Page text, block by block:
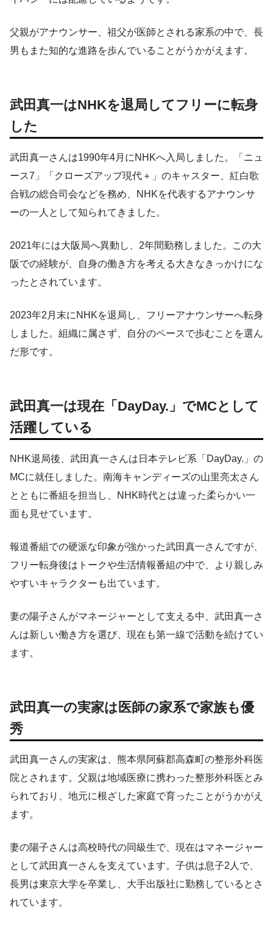
父親がアナウンサー、祖父が医師とされる家系の中で、長
男もまた知的な進路を歩んでいることがうかがえます。
武田真一はNHKを退局してフリーに転身
した
武田真一さんは1990年4月にNHKへ入局しました。「ニュ
ース7」「クローズアップ現代＋」のキャスター、紅白歌
合戦の総合司会などを務め、NHKを代表するアナウンサ
ーの一人として知られてきました。
2021年には大阪局へ異動し、2年間勤務しました。この大
阪での経験が、自身の働き方を考える大きなきっかけにな
ったとされています。
2023年2月末にNHKを退局し、フリーアナウンサーへ転身
しました。組織に属さず、自分のペースで歩むことを選ん
だ形です。
武田真一は現在「DayDay.」でMCとして
活躍している
NHK退局後、武田真一さんは日本テレビ系「DayDay.」の
MCに就任しました。南海キャンディーズの山里亮太さん
とともに番組を担当し、NHK時代とは違った柔らかい一
面も見せています。
報道番組での硬派な印象が強かった武田真一さんですが、
フリー転身後はトークや生活情報番組の中で、より親しみ
やすいキャラクターも出ています。
妻の陽子さんがマネージャーとして支える中、武田真一さ
んは新しい働き方を選び、現在も第一線で活動を続けてい
ます。
武田真一の実家は医師の家系で家族も優
秀
武田真一さんの実家は、熊本県阿蘇郡高森町の整形外科医
院とされます。父親は地域医療に携わった整形外科医とみ
られており、地元に根ざした家庭で育ったことがうかがえ
ます。
妻の陽子さんは高校時代の同級生で、現在はマネージャー
として武田真一さんを支えています。子供は息子2人で、
長男は東京大学を卒業し、大手出版社に勤務しているとさ
れています。